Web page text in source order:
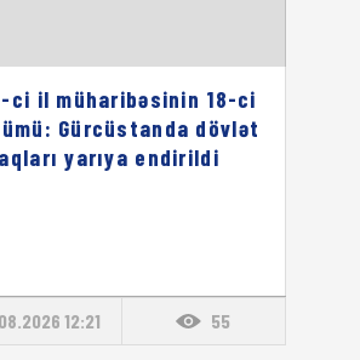
ci il müharibəsinin 18-ci
Gürcüstanda dövlət
yarıya endirildi
12:21 55